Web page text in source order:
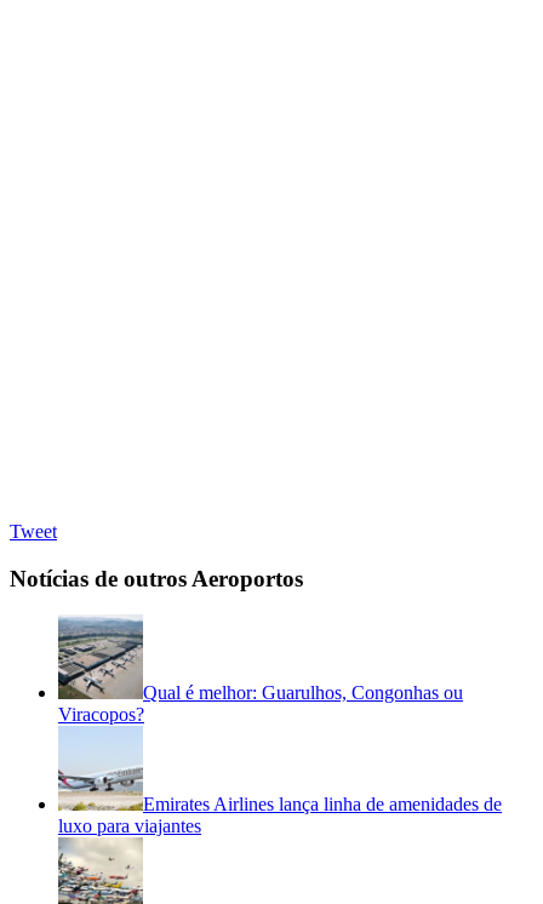
Tweet
Notícias de outros Aeroportos
Qual é melhor: Guarulhos, Congonhas ou
Viracopos?
Emirates Airlines lança linha de amenidades de
luxo para viajantes